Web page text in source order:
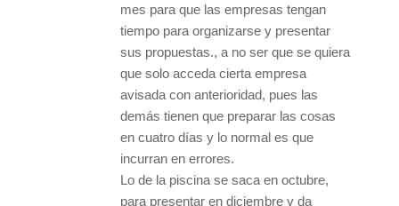
mes para que las empresas tengan
tiempo para organizarse y presentar
sus propuestas., a no ser que se quiera
que solo acceda cierta empresa
avisada con anterioridad, pues las
demás tienen que preparar las cosas
en cuatro días y lo normal es que
incurran en errores.
Lo de la piscina se saca en octubre,
para presentar en diciembre y da